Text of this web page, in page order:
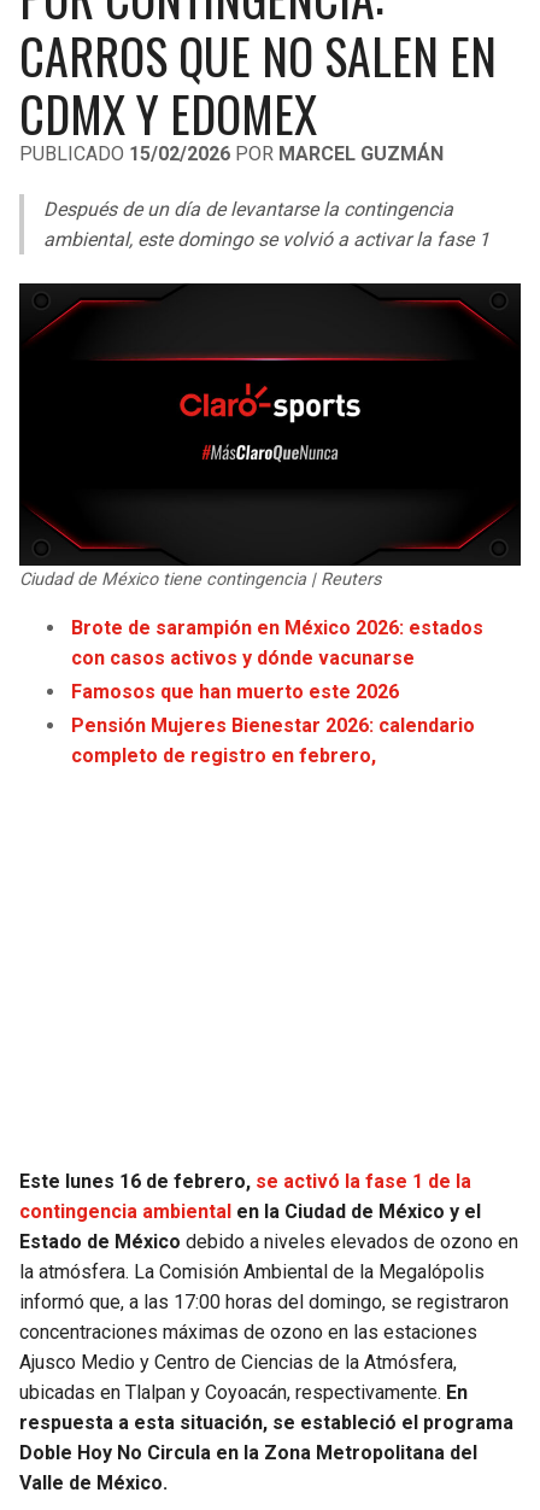
LIGA DE EXPANSIÓN MX
LEAGUES CUP
UEFA EUROPA LEAGUE
UEFA CONFERENCE LEAGUE
MLS
COPA SUDAMERICANA
LIGA BETPLAY
OTRAS LIGAS
CARROS QUE NO SALEN EN
CDMX Y EDOMEX
PUBLICADO 15/02/2026 POR MARCEL GUZMÁN
Después de un día de levantarse la contingencia
ambiental, este domingo se volvió a activar la fase 1
Ciudad de México tiene contingencia | Reuters
Brote de sarampión en México 2026: estados
con casos activos y dónde vacunarse
Famosos que han muerto este 2026
Pensión Mujeres Bienestar 2026: calendario
completo de registro en febrero,
Este lunes 16 de febrero, se activó la fase 1 de la
contingencia ambiental en la Ciudad de México y el
Estado de México debido a niveles elevados de ozono en
la atmósfera. La Comisión Ambiental de la Megalópolis
informó que, a las 17:00 horas del domingo, se registraron
concentraciones máximas de ozono en las estaciones
Ajusco Medio y Centro de Ciencias de la Atmósfera,
ubicadas en Tlalpan y Coyoacán, respectivamente. En
respuesta a esta situación, se estableció el programa
Doble Hoy No Circula en la Zona Metropolitana del
Valle de México.